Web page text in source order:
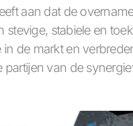
aan dat de
stevige, stabiele en
de markt en
van de